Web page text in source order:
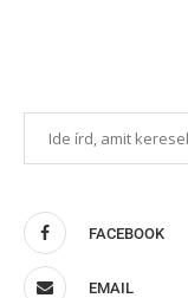
FACEBOOK
EMAIL